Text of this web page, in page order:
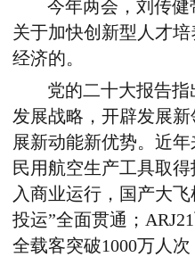
今年两会，刘传
关于加快创新型人才
经济的。
党的二十大报告
发展战略，开辟发展
展新动能新优势。近
民用航空生产工具取
入商业运行，国产大飞
投运”全面贯通；
全载客突破1000万人